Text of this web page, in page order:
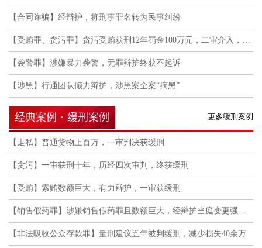
【合同诈骗】经辩护，将刑事罪名转为民事纠纷
【袭警罪】涉嫌暴力袭警，无罪辩护终获不起诉
【涉黑】行通团队倾力辩护，涉黑案全案“摘黑”
经典案例 · 缓刑案例 更多缓刑案例
【走私】普通货物上百万，一审判决获缓刑
【贪污】一审获刑十年，历经四次审判，终获缓刑
【受贿】索贿数额巨大，有力辩护，一审获缓刑
【非法吸收公众存款罪】量刑建议五年被判缓刑，减少损失40余万